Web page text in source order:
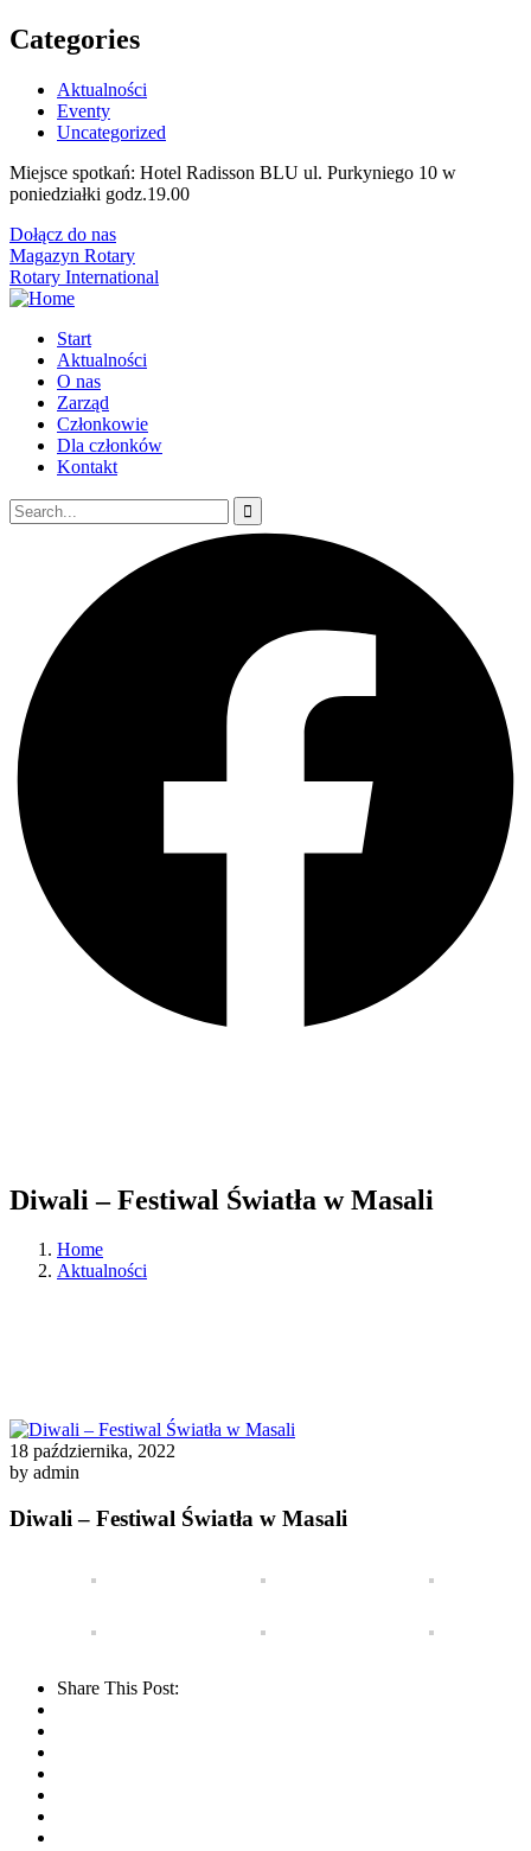
Categories
Aktualności
Eventy
Uncategorized
Miejsce spotkań: Hotel Radisson BLU ul. Purkyniego 10 w
poniedziałki godz.19.00
Dołącz do nas
Magazyn Rotary
Rotary International
Start
Aktualności
O nas
Zarząd
Członkowie
Dla członków
Kontakt
Diwali – Festiwal Światła w Masali
Home
Aktualności
18 października, 2022
by admin
Diwali – Festiwal Światła w Masali
Share This Post: